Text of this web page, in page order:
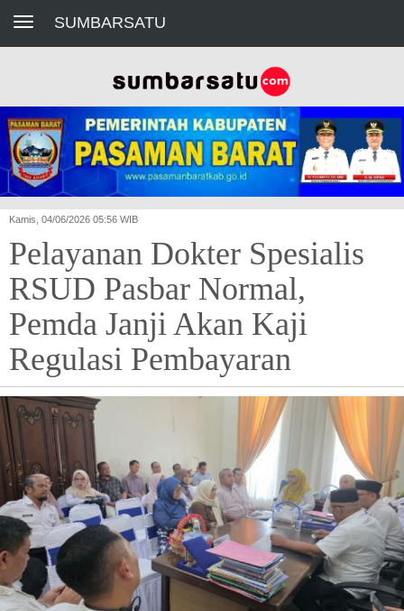
Toggle navigationSUMBARSATU
Kamis, 04/06/2026 05:56 WIB
Pelayanan Dokter Spesialis
RSUD Pasbar Normal,
Pemda Janji Akan Kaji
Regulasi Pembayaran